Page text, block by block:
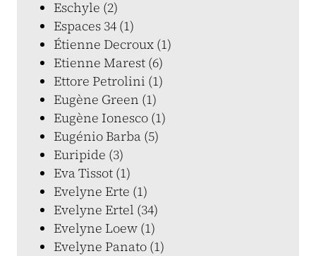
Eschyle (2)
Espaces 34 (1)
Étienne Decroux (1)
Etienne Marest (6)
Ettore Petrolini (1)
Eugène Green (1)
Eugène Ionesco (1)
Eugénio Barba (5)
Euripide (3)
Eva Tissot (1)
Evelyne Erte (1)
Evelyne Ertel (34)
Evelyne Loew (1)
Evelyne Panato (1)